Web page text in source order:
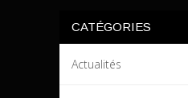
CATÉGORIES
Actualités